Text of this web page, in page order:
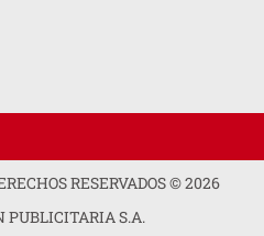
RESERVADOS ©2026
PUBLICITARIA S.A.